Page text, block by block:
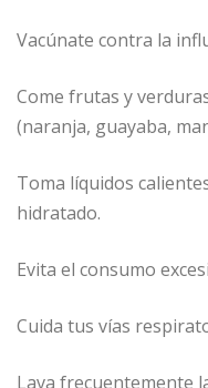
Vacúnate contra la
Come frutas y
(naranja, guayaba,
Toma líquidos
hidratado.
Evita el consumo
Cuida tus vías
Lava frecuentemente